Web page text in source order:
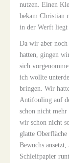
nutzen. Einen
bekam Christian
in der Werft liegt
Da wir aber
hatten, gingen
sich
ich wollte
bringen. Wir
Antifouling auf
schon nicht
wir schon nicht
glatte
Bewuchs
Schleifpapier